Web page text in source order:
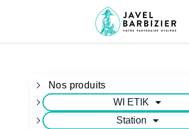
Nos produits
WI ETIK
Station